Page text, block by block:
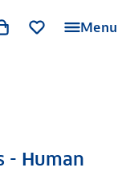
Menu
- Human